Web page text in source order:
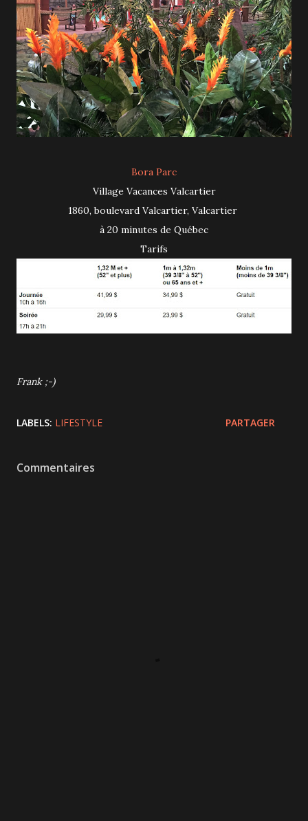
Bora Parc
Village Vacances Valcartier
1860, boulevard Valcartier, Valcartier
à 20 minutes de Québec
Tarifs
Frank ;-)
LABELS: LIFESTYLE PARTAGER
Commentaires